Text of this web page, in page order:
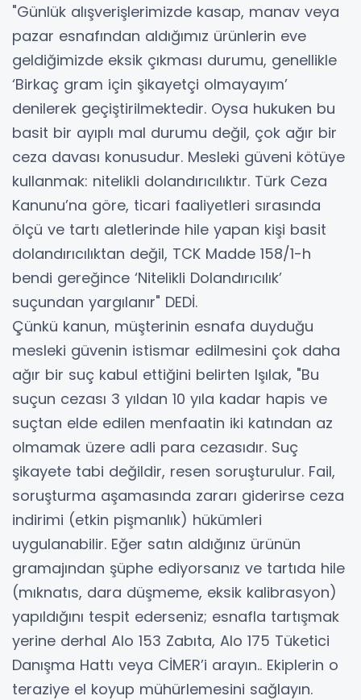
"Günlük alışverişlerimizde kasap, manav veya
pazar esnafından aldığımız ürünlerin eve
geldiğimizde eksik çıkması durumu, genellikle
‘Birkaç gram için şikayetçi olmayayım’
denilerek geçiştirilmektedir. Oysa hukuken bu
basit bir ayıplı mal durumu değil, çok ağır bir
ceza davası konusudur. Mesleki güveni kötüye
kullanmak: nitelikli dolandırıcılıktır. Türk Ceza
Kanunu’na göre, ticari faaliyetleri sırasında
ölçü ve tartı aletlerinde hile yapan kişi basit
dolandırıcılıktan değil, TCK Madde 158/1-h
bendi gereğince ‘Nitelikli Dolandırıcılık’
suçundan yargılanır" DEDİ.
Çünkü kanun, müşterinin esnafa duyduğu
mesleki güvenin istismar edilmesini çok daha
ağır bir suç kabul ettiğini belirten Işılak, "Bu
suçun cezası 3 yıldan 10 yıla kadar hapis ve
suçtan elde edilen menfaatin iki katından az
olmamak üzere adli para cezasıdır. Suç
şikayete tabi değildir, resen soruşturulur. Fail,
soruşturma aşamasında zararı giderirse ceza
indirimi (etkin pişmanlık) hükümleri
uygulanabilir. Eğer satın aldığınız ürünün
gramajından şüphe ediyorsanız ve tartıda hile
(mıknatıs, dara düşmeme, eksik kalibrasyon)
yapıldığını tespit ederseniz; esnafla tartışmak
yerine derhal Alo 153 Zabıta, Alo 175 Tüketici
Danışma Hattı veya CİMER’i arayın.. Ekiplerin o
teraziye el koyup mühürlemesini sağlayın.